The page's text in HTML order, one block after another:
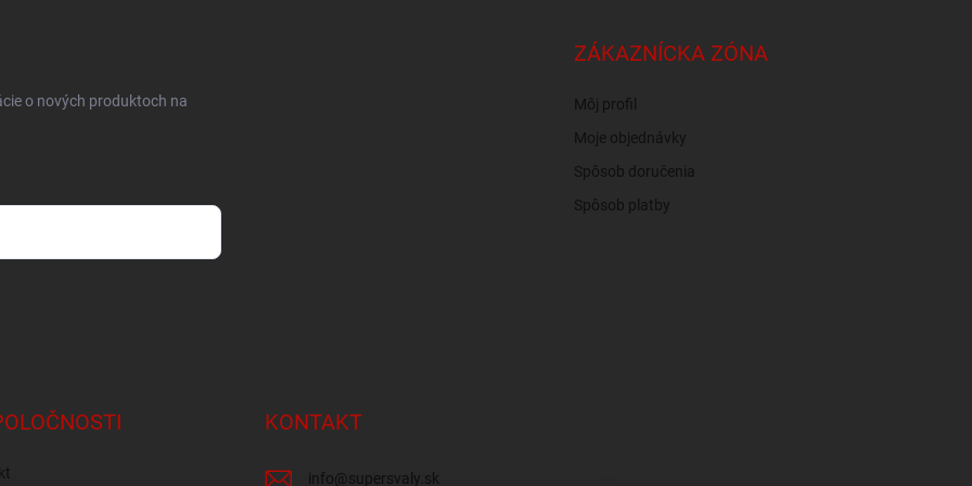
o nových produktoch na
ZÁKAZNÍCKA ZÓNA
Môj profil
Moje objednávky
Spôsob doručenia
Spôsob platby
KONTAKT
info@supersvaly.sk